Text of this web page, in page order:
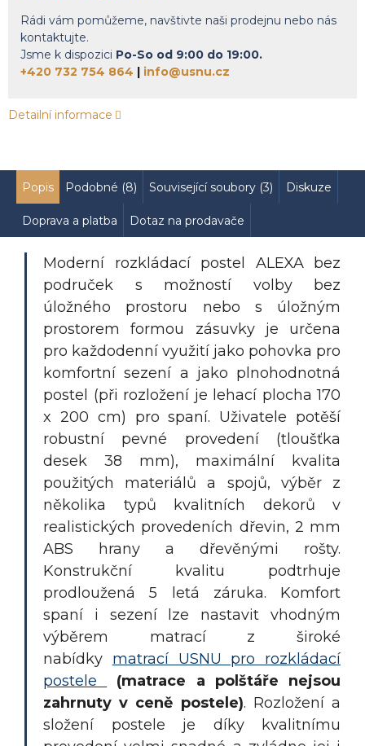
Rádi vám pomůžeme, navštivte naši prodejnu nebo nás
kontaktujte.
Jsme k dispozici Po-So od 9:00 do 19:00.
+420 732 754 864
info@usnu.cz
Detailní informace
Popis Podobné (8) Související soubory (3) Diskuze
Doprava a platba Dotaz na prodavače
Moderní rozkládací postel ALEXA bez
područek s možností volby bez
úložného prostoru nebo s úložným
prostorem formou zásuvky je určena
pro každodenní využití jako pohovka pro
komfortní sezení a jako plnohodnotná
postel (při rozložení je lehací plocha 170
x 200 cm) pro spaní. Uživatele potěší
robustní pevné provedení (tloušťka
desek 38 mm), maximální kvalita
použitých materiálů a spojů, výběr z
několika typů kvalitních dekorů v
realistických provedeních dřevin, 2 mm
ABS hrany a dřevěnými rošty.
Konstrukční kvalitu podtrhuje
prodloužená 5 letá záruka. Komfort
spaní i sezení lze nastavit vhodným
výběrem matrací z široké
nabídky matrací USNU pro rozkládací
postele
(matrace a polštáře nejsou
zahrnuty v ceně postele). Rozložení a
složení postele je díky kvalitnímu